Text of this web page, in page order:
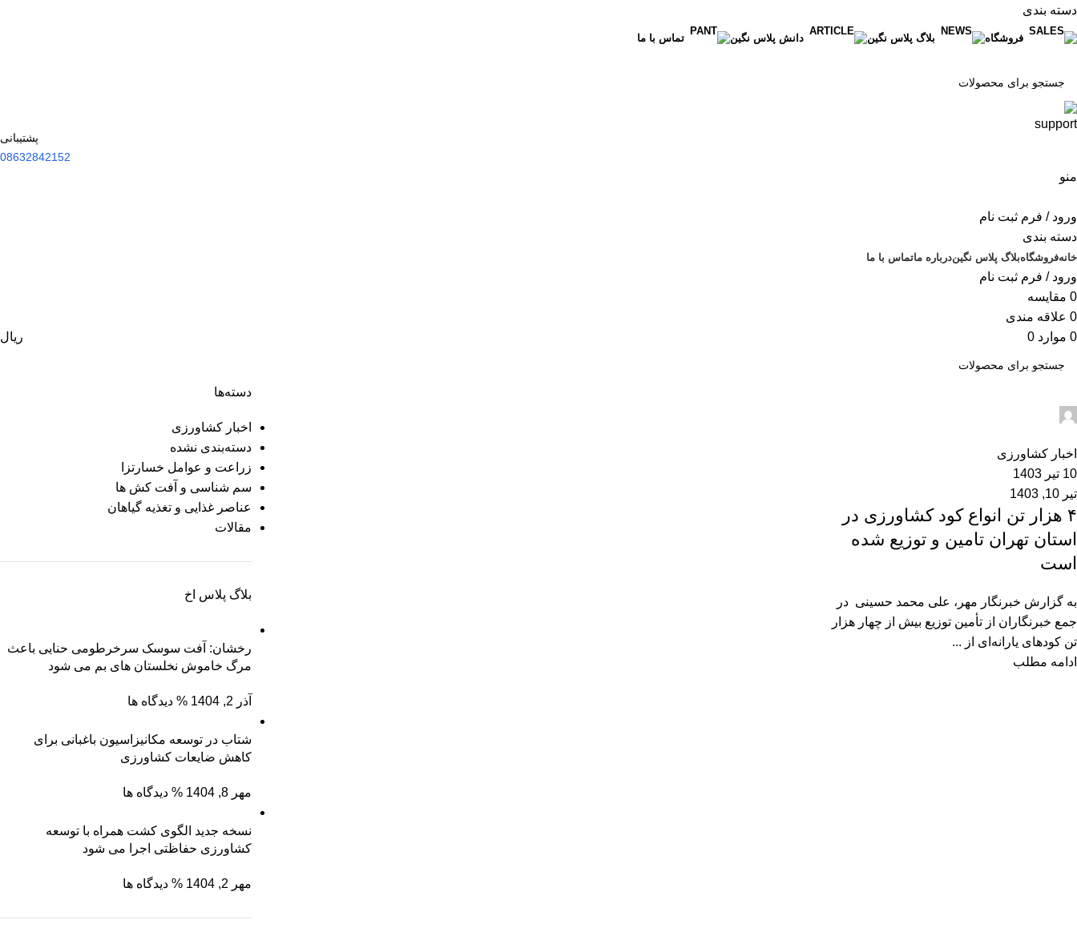
دسته بندی
فروشگاه بلاگ پلاس نگین دانش پلاس نگین تماس با ما
پشتیبانی
08632842152
منو
ورود / فرم ثبت نام
دسته بندی
خانهفروشگاهبلاگ پلاس نگیندرباره ماتماس با ما
ورود / فرم ثبت نام
0 مقایسه
0 علاقه مندی
0 موارد ریال 0
اخبار کشاورزی
10 تیر 1403
تیر 10, 1403
۴ هزار تن انواع کود کشاورزی در
استان تهران تامین و توزیع شده
است
به گزارش خبرنگار مهر، علی محمد حسینی در
جمع خبرنگاران از تأمین توزیع بیش از چهار هزار
تن کودهای یارانه‌ای از ...
ادامه مطلب
دسته‌ها
اخبار کشاورزی
دسته‌بندی نشده
زراعت و عوامل خسارتزا
سم شناسی و آفت کش ها
عناصر غذایی و تغذیه گیاهان
مقالات
بلاگ پلاس اخ
رخشان: آفت سوسک سرخرطومی حنایی باعث
مرگ خاموش نخلستان های بم می شود
آذر 2, 1404 % دیدگاه ها
شتاب در توسعه مکانیزاسیون باغبانی برای
کاهش ضایعات کشاورزی
مهر 8, 1404 % دیدگاه ها
نسخه جدید الگوی کشت همراه با توسعه
کشاورزی حفاظتی اجرا می شود
مهر 2, 1404 % دیدگاه ها